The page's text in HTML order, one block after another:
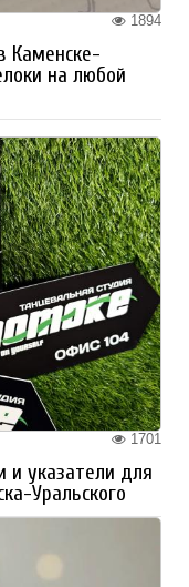
1894
Каменске-
на любой
1701
и указатели для
Уральского